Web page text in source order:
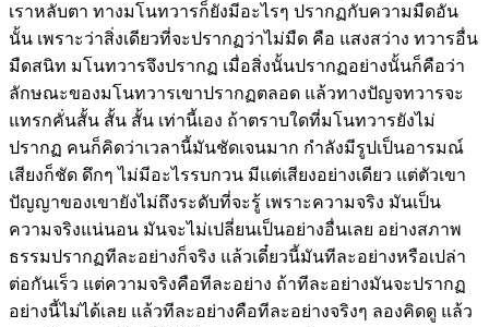
เราหลับตา ทางมโนทวารก็ยังมีอะไรๆ ปรากฏกับความมืดอัน
นั้น เพราะว่าสิ่งเดียวที่จะปรากฏว่าไม่มืด คือ แสงสว่าง ทวารอื่น
มืดสนิท มโนทวารจึงปรากฏ เมื่อสิ่งนั้นปรากฏอย่างนั้นก็คือว่า
ลักษณะของมโนทวารเขาปรากฏตลอด แล้วทางปัญจทวารจะ
แทรกคั่นสั้น สั้น สั้น เท่านี้เอง ถ้าตราบใดที่มโนทวารยังไม่
ปรากฏ คนก็คิดว่าเวลานี้มันชัดเจนมาก กำลังมีรูปเป็นอารมณ์
เสียงก็ชัด ดึกๆ ไม่มีอะไรรบกวน มีแต่เสียงอย่างเดียว แต่ตัวเขา
ปัญญาของเขายังไม่ถึงระดับที่จะรู้ เพราะความจริง มันเป็น
ความจริงแน่นอน มันจะไม่เปลี่ยนเป็นอย่างอื่นเลย อย่างสภาพ
ธรรมปรากฏทีละอย่างก็จริง แล้วเดี๋ยวนี้มันทีละอย่างหรือเปล่า
ต่อกันเร็ว แต่ความจริงคือทีละอย่าง ถ้าทีละอย่างมันจะปรากฏ
อย่างนี้ไม่ได้เลย แล้วทีละอย่างคือทีละอย่างจริงๆ ลองคิดดู แล้ว